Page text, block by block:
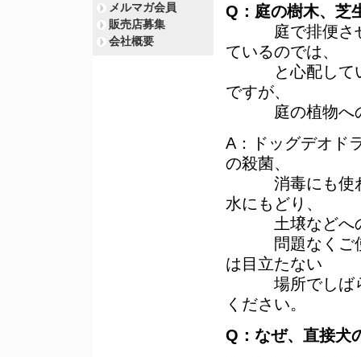
Q：庭の樹木、芝
庭で排便させ
ているのでは、
と心配してい
ですが、
庭の植物への
A：ドッグデオド
の殺菌、
消毒にも使わ
水にもどり、
土壌などへの
問題なくご使
は目立たない
場所でしばら
ください。
Q：なぜ、直接犬
メルマガ会員
販売店募集
会社概要